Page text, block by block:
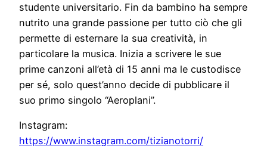
studente universitario. Fin da bambino ha sempre
nutrito una grande passione per tutto ciò che gli
permette di esternare la sua creatività, in
particolare la musica. Inizia a scrivere le sue
prime canzoni all’età di 15 anni ma le custodisce
per sé, solo quest’anno decide di pubblicare il
suo primo singolo “Aeroplani”.
Instagram:
https://www.instagram.com/tizianotorri/